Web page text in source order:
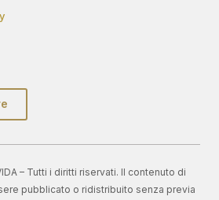
– Tutti i diritti riservati. Il contenuto di
pubblicato o ridistribuito senza previa